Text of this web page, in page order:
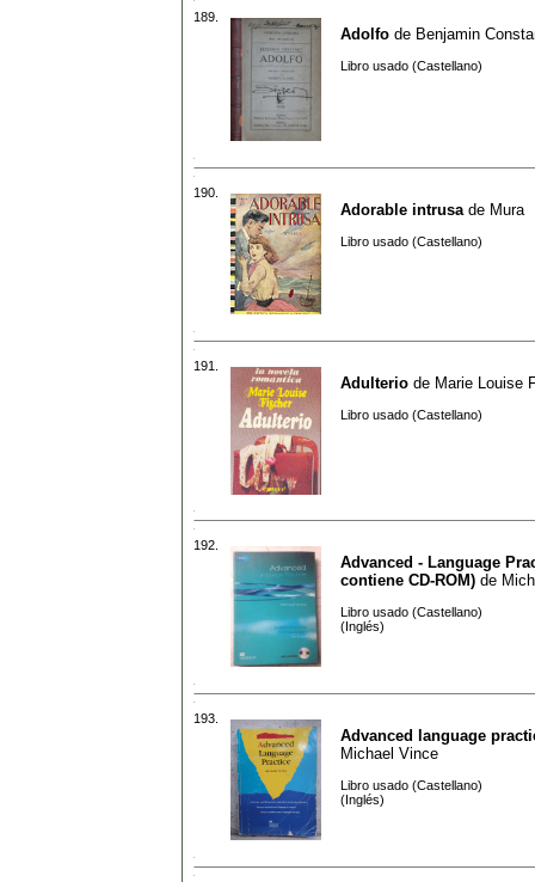
189.
Adolfo de Benjamin
Libro usado (Castellano)
190.
Adorable intrusa de Mura
Libro usado (Castellano)
191.
Adulterio de Marie Louise
Libro usado (Castellano)
192.
Advanced - Language
contiene CD-ROM) de
Libro usado (Castellano)
(Inglés)
193.
Advanced language
Michael Vince
Libro usado (Castellano)
(Inglés)